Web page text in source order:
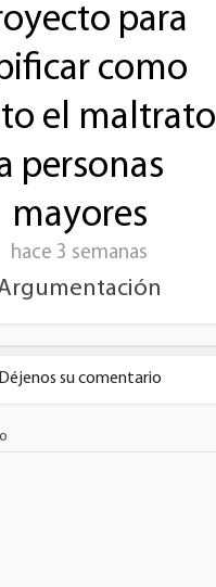
para
como
el maltrato
personas
mayores
hace 3 semanas
Déjenos su comentario